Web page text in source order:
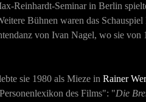
Reinhardt-Seminar in Berlin
Bühnen waren das
von Ivan Nagel, wo sie von
sie 1980 als Mieze in Rainer
des Films": "Die